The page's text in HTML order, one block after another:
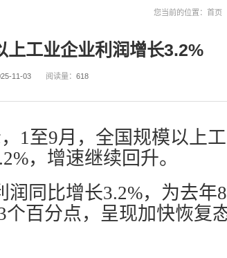
您当前的位置： 首页
上工业企业利润增长3.2%
11-03 阅读量： 618
1至9月，全国规模以上
，增速继续回升。
润同比增长3.2%，为去年
百分点，呈现加快恢复